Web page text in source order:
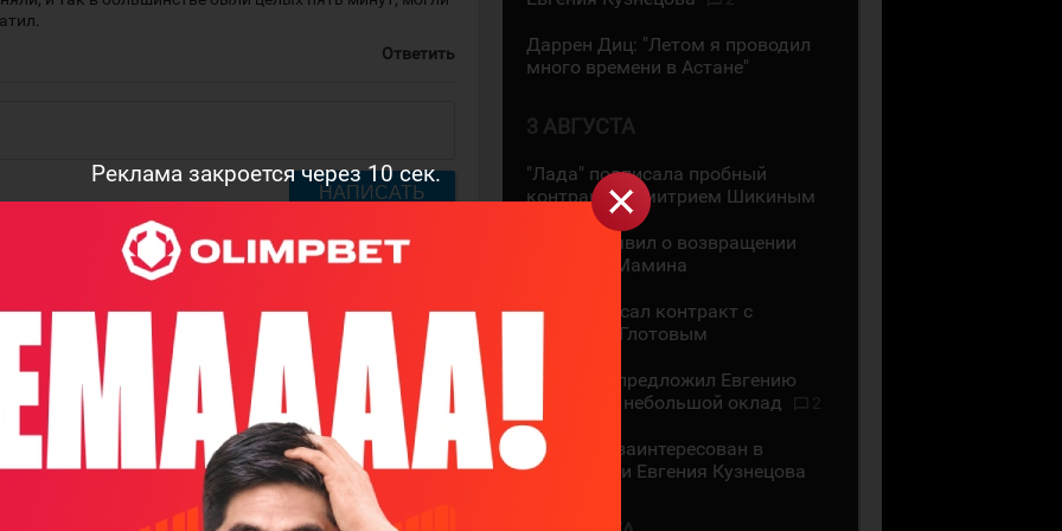
Реклама закроется через9сек.
Ответить
НАПИСАТЬ
Даррен Диц: "Летом я проводил
много времени в Астане"
3 АВГУСТА
"Лада" подписала пробный
контракт с Дмитрием Шикиным
ЦСКА объявил о возвращении
Максима Мамина
СКА подписал контракт с
Василием Глотовым
"Трактор" предложил Евгению
Кузнецову небольшой оклад
"Трактор" заинтересован в
подписании Евгения Кузнецова